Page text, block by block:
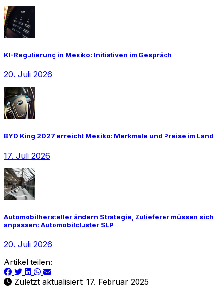
KI-Regulierung in Mexiko: Initiativen im Gespräch
20. Juli 2026
BYD King 2027 erreicht Mexiko: Merkmale und Preise im Land
17. Juli 2026
Automobilhersteller ändern Strategie, Zulieferer müssen sich
anpassen: Automobilcluster SLP
20. Juli 2026
Artikel teilen:
Zuletzt aktualisiert: 17. Februar 2025